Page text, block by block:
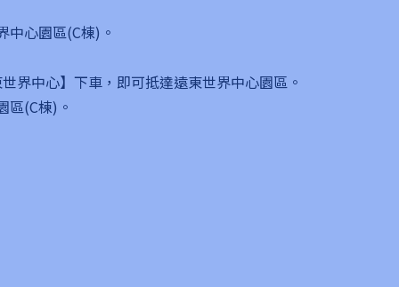
心園區(C棟)。
界中心】下車，即可抵達遠東世界中心園區。
區(C棟)。